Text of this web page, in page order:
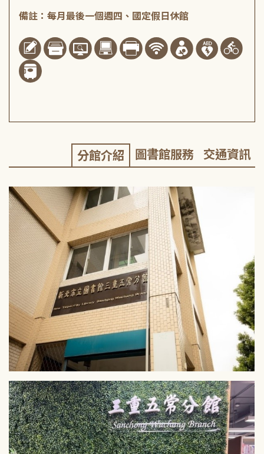
備註：每月最後一個週四、國定假日休館
分館介紹 圖書館服務 交通資訊